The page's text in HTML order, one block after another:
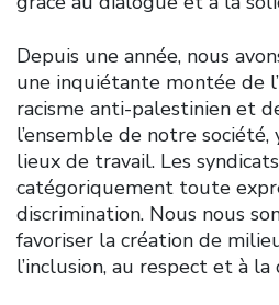
Depuis une année, nous
une inquiétante montée de
racisme anti-palestinien et
l’ensemble de notre société,
lieux de travail. Les
catégoriquement toute
discrimination. Nous nous
favoriser la création de
l’inclusion, au respect et à